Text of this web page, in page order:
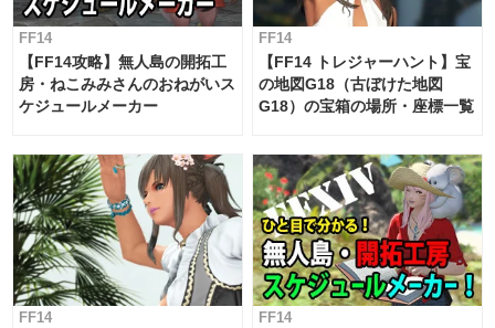
FF14
【FF14攻略】無人島の開拓工
房・ねこみみさんのおねがいス
ケジュールメーカー
FF14
【FF14 トレジャーハント】宝
の地図G18（古ぼけた地図
G18）の宝箱の場所・座標一覧
FF14 FF14